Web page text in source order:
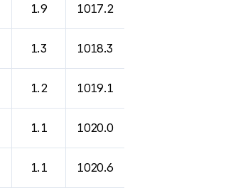
1.9 1017.2
1.3 1018.3
1.2 1019.1
1.1 1020.0
1.1 1020.6